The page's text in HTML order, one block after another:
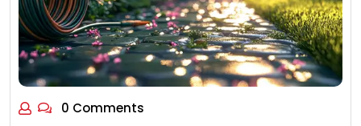
0 Comments